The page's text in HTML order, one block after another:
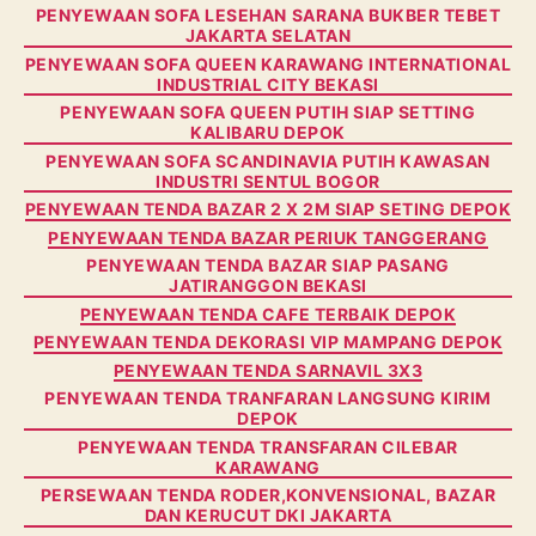
PENYEWAAN SOFA LESEHAN SARANA BUKBER TEBET
JAKARTA SELATAN
PENYEWAAN SOFA QUEEN KARAWANG INTERNATIONAL
INDUSTRIAL CITY BEKASI
PENYEWAAN SOFA QUEEN PUTIH SIAP SETTING
KALIBARU DEPOK
PENYEWAAN SOFA SCANDINAVIA PUTIH KAWASAN
INDUSTRI SENTUL BOGOR
PENYEWAAN TENDA BAZAR 2 X 2M SIAP SETING DEPOK
PENYEWAAN TENDA BAZAR PERIUK TANGGERANG
PENYEWAAN TENDA BAZAR SIAP PASANG
JATIRANGGON BEKASI
PENYEWAAN TENDA CAFE TERBAIK DEPOK
PENYEWAAN TENDA DEKORASI VIP MAMPANG DEPOK
PENYEWAAN TENDA SARNAVIL 3X3
PENYEWAAN TENDA TRANFARAN LANGSUNG KIRIM
DEPOK
PENYEWAAN TENDA TRANSFARAN CILEBAR
KARAWANG
PERSEWAAN TENDA RODER,KONVENSIONAL, BAZAR
DAN KERUCUT DKI JAKARTA